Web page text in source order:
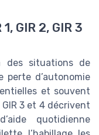
GIR 2, GIR 3
des situations de
perte d’autonomie
et souvent
3 et 4 décrivent
quotidienne